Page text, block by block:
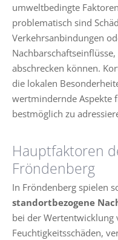
umweltbedingte
problematisch sind
Verkehrsanbindungen
abschrecken können.
die lokalen
wertmindernde Aspekte
bestmöglich zu
Hauptfaktoren
Fröndenberg
In Fröndenberg spielen
standortbezogene
bei der
Feuchtigkeitsschäden,